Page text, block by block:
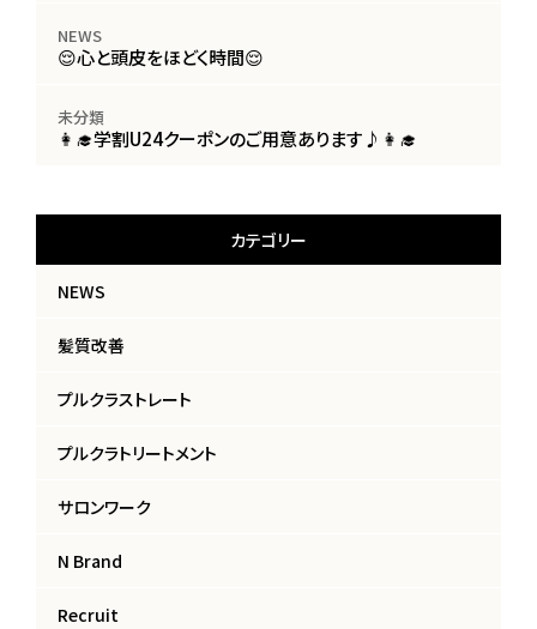
NEWS
😌心と頭皮をほどく時間😌
未分類
👩‍🎓学割U24クーポンのご用意あります♪👩‍🎓
カテゴリー
NEWS
髪質改善
プルクラストレート
プルクラトリートメント
サロンワーク
N Brand
Recruit